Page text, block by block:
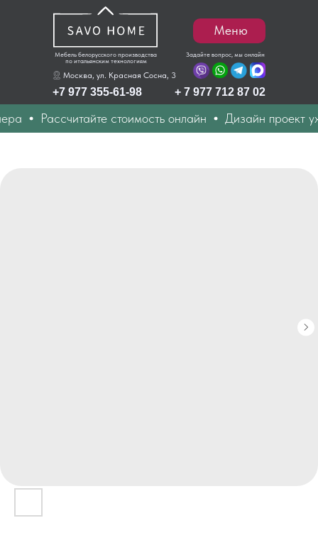
Мебель белорусского производства
по итальянским технологиям
+7 977 355-61-98
Задайте вопрос, мы онлайн
Москва, ул. Красная Сосна, 3
+ 7 977 712 87 02
Меню
Рассчитайте стоимость онлайн Дизайн проект уже